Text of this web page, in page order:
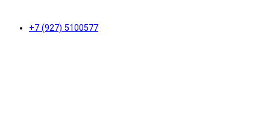
+7 (927) 5100577